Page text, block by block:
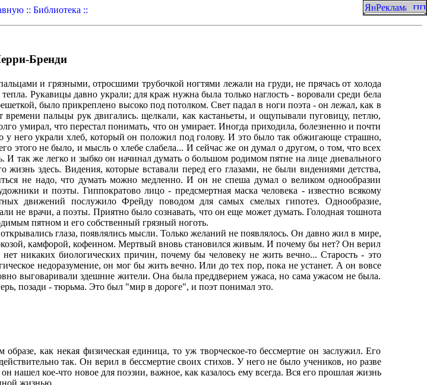
:: Библиотека ::
Бренди
и грязными, отросшими трубочкой ногтями лежали на груди, не прячась от холода
Рукавицы давно украли; для краж нужна была только наглость - воровали среди бела
было прикреплено высоко под потолком. Свет падал в ноги поэта - он лежал, как в
пальцы рук двигались. щелкали, как кастаньеты, и ощупывали пуговицу, петлю,
умирал, что перестал понимать, что он умирает. Иногда приходила, болезненно и почти
у него украли хлеб, который он положил под голову. И это было так обжигающе страшно,
этого не было, и мысль о хлебе слабела... И сейчас же он думал о другом, о том, что всех
И так же легко и зыбко он начинал думать о большом родимом пятне на лице дневального
здесь. Видения, которые вставали перед его глазами, не были видениями детства,
не надо, что думать можно медленно. И он не спеша думал о великом однообразии
и поэты. Гиппократово лицо - предсмертная маска человека - известно всякому
движений послужило Фрейду поводом для самых смелых гипотез. Однообразие,
не врачи, а поэты. Приятно было сознавать, что он еще может думать. Голодная тошнота
пятном и его собственный грязный ноготь.
глаза, появлялись мысли. Только желаний не появлялось. Он давно жил в мире,
камфорой, кофеином. Мертвый вновь становился живым. И почему бы нет? Он верил
нет никаких биологических причин, почему бы человеку не жить вечно... Старость - это
недоразумение, он мог бы жить вечно. Или до тех пор, пока не устанет. А он вовсе
выговаривали здешние жители. Она была преддверием ужаса, но сама ужасом не была.
позади - тюрьма. Это был "мир в дороге", и поэт понимал это.
как некая физическая единица, то уж творческое-то бессмертие он заслужил. Его
так. Он верил в бессмертие своих стихов. У него не было учеников, но разве
нашел кое-что новое для поэзии, важное, как казалось ему всегда. Вся его прошлая жизнь